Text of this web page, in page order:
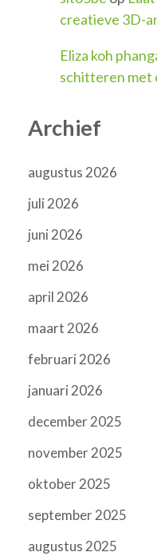
creatieve 3D-
Eliza koh
schitteren met
Archief
augustus 2026
juli 2026
juni 2026
mei 2026
april 2026
maart 2026
februari 2026
januari 2026
december 2025
november 2025
oktober 2025
september 2025
augustus 2025